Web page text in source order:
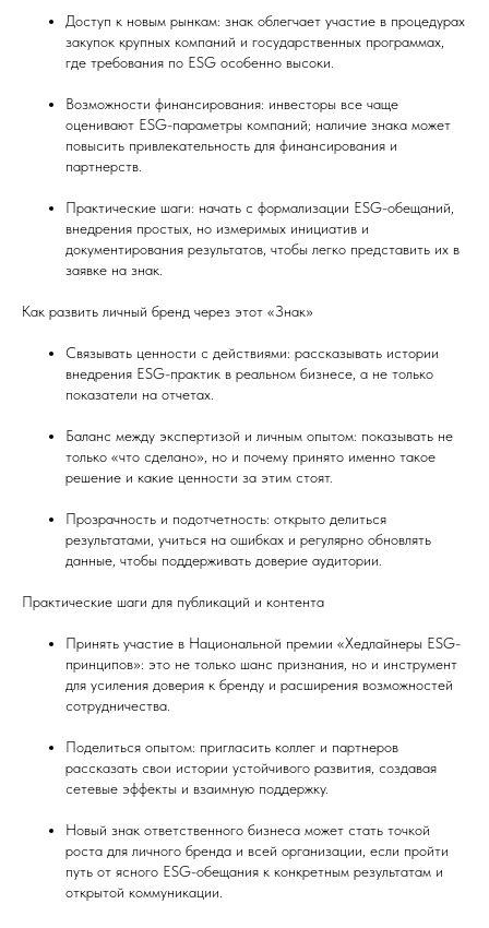
Доступ к новым рынкам: знак облегчает участие в процедурах
закупок крупных компаний и государственных программах,
где требования по ESG особенно высоки.
Возможности финансирования: инвесторы все чаще
оценивают ESG-параметры компаний; наличие знака может
повысить привлекательность для финансирования и
партнерств.
Практические шаги: начать с формализации ESG-обещаний,
внедрения простых, но измеримых инициатив и
документирования результатов, чтобы легко представить их в
заявке на знак.
Как развить личный бренд через этот «Знак»
Связывать ценности с действиями: рассказывать истории
внедрения ESG-практик в реальном бизнесе, а не только
показатели на отчетах.
Баланс между экспертизой и личным опытом: показывать не
только «что сделано», но и почему принято именно такое
решение и какие ценности за этим стоят.
Прозрачность и подотчетность: открыто делиться
результатами, учиться на ошибках и регулярно обновлять
данные, чтобы поддерживать доверие аудитории.
Практические шаги для публикаций и контента
Принять участие в Национальной премии «Хедлайнеры ESG-
принципов»: это не только шанс признания, но и инструмент
для усиления доверия к бренду и расширения возможностей
сотрудничества.
Поделиться опытом: пригласить коллег и партнеров
рассказать свои истории устойчивого развития, создавая
сетевые эффекты и взаимную поддержку.
Новый знак ответственного бизнеса может стать точкой
роста для личного бренда и всей организации, если пройти
путь от ясного ESG-обещания к конкретным результатам и
открытой коммуникации.